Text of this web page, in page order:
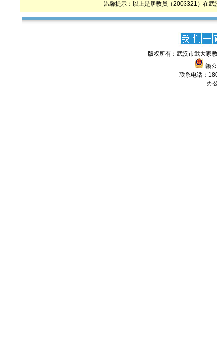
温馨提示：以上是唐教员（2003321）在
版权所有：武汉市武大家
赣
联系电话：
办